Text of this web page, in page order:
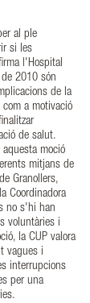
al ple
si les
l'Hospital
2010 són
de la
a motivació
de salut.
moció
mitjans de
Granollers,
Coordinadora
no s'hi han
voluntàries i
la CUP valora
vagues i
interrupcions
per una